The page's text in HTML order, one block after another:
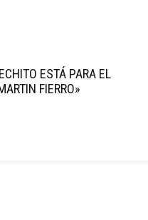
ESTÁ PARA EL
FIERRO»